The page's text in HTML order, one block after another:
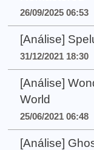
26/09/2025 06:53
[Análise]
31/12/2021 18:30
[Análise]
World
25/06/2021 06:48
[Análise]